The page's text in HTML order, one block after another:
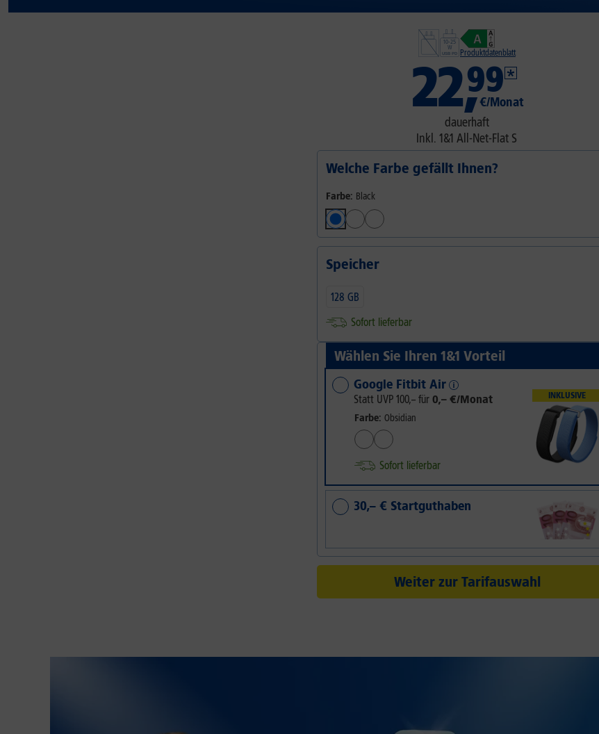
Produktdatenblatt
22,99
€/Monat
dauerhaft
Inkl.1&1 All-Net-Flat S
Welche Farbe gefällt Ihnen?
Farbe: Black
Speicher
128 GB
Sofort lieferbar
Wählen Sie Ihren 1&1 Vorteil
Google Fitbit Air
Statt UVP 100,– für 0,– €/Monat INKLUSIVE
Farbe: Obsidian
Sofort lieferbar
30,– € Startguthaben
Weiter zur Tarifauswahl